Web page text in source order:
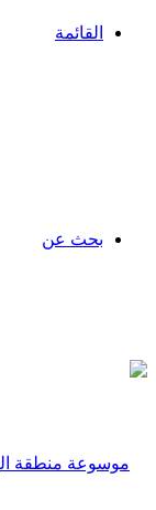
القائمة
بحث عن